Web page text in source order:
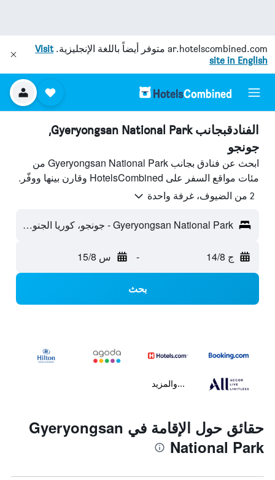
ar.hotelscombined.com متوفر أيضاً باللغة الإنجليزية.Visit
site in English
الفنادقبجانب Gyeryongsan National Park,
جونجو
ابحث عن فنادق بجانب Gyeryongsan National Park من
مئات مواقع السفر على HotelsCombined وقارن بينها ووفّر.
2 من الضيوف، غرفة واحدة
Gyeryongsan National Park - جونجو، كوريا الجنوبية
ج 14/8 - س 15/8
بحث
...والمزيد
حقائق حول الإقامة في Gyeryongsan
National Park